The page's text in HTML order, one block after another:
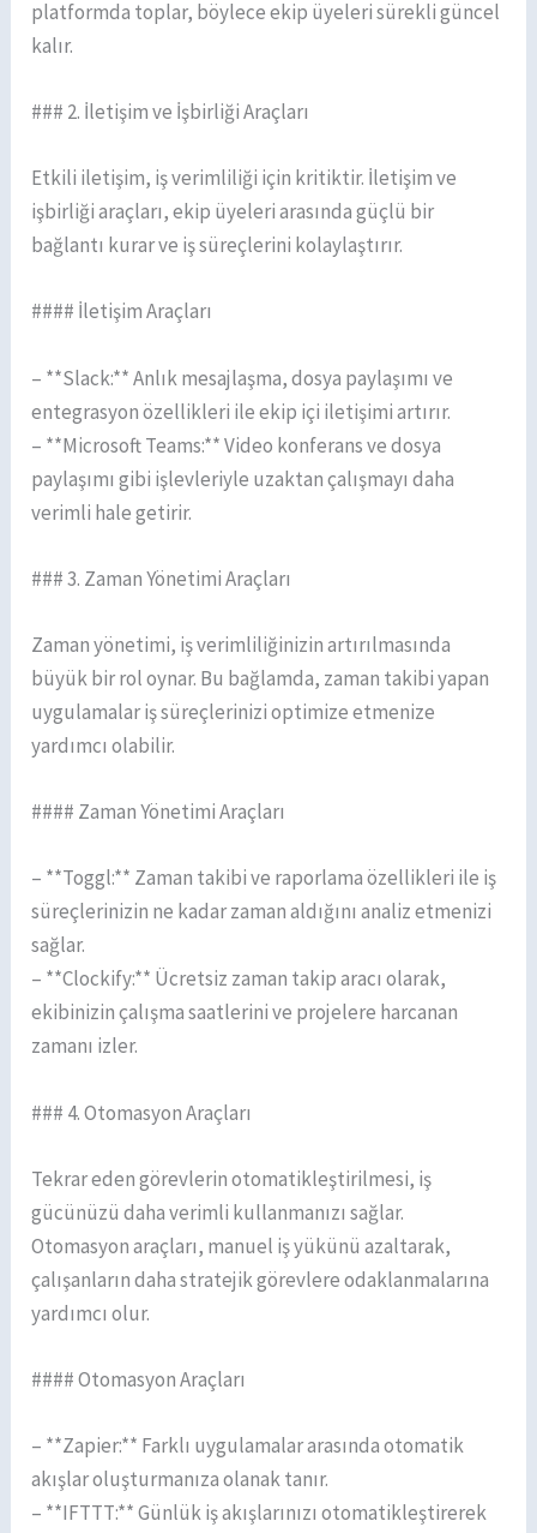
platformda toplar, böylece ekip üyeleri sürekli güncel
kalır.
### 2. İletişim ve İşbirliği Araçları
Etkili iletişim, iş verimliliği için kritiktir. İletişim ve
işbirliği araçları, ekip üyeleri arasında güçlü bir
bağlantı kurar ve iş süreçlerini kolaylaştırır.
#### İletişim Araçları
– **Slack:** Anlık mesajlaşma, dosya paylaşımı ve
entegrasyon özellikleri ile ekip içi iletişimi artırır.
– **Microsoft Teams:** Video konferans ve dosya
paylaşımı gibi işlevleriyle uzaktan çalışmayı daha
verimli hale getirir.
### 3. Zaman Yönetimi Araçları
Zaman yönetimi, iş verimliliğinizin artırılmasında
büyük bir rol oynar. Bu bağlamda, zaman takibi yapan
uygulamalar iş süreçlerinizi optimize etmenize
yardımcı olabilir.
#### Zaman Yönetimi Araçları
– **Toggl:** Zaman takibi ve raporlama özellikleri ile iş
süreçlerinizin ne kadar zaman aldığını analiz etmenizi
sağlar.
– **Clockify:** Ücretsiz zaman takip aracı olarak,
ekibinizin çalışma saatlerini ve projelere harcanan
zamanı izler.
### 4. Otomasyon Araçları
Tekrar eden görevlerin otomatikleştirilmesi, iş
gücünüzü daha verimli kullanmanızı sağlar.
Otomasyon araçları, manuel iş yükünü azaltarak,
çalışanların daha stratejik görevlere odaklanmalarına
yardımcı olur.
#### Otomasyon Araçları
– **Zapier:** Farklı uygulamalar arasında otomatik
akışlar oluşturmanıza olanak tanır.
– **IFTTT:** Günlük iş akışlarınızı otomatikleştirerek